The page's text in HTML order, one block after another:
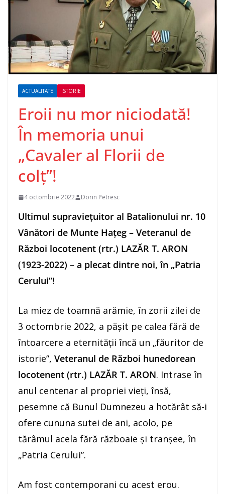
ACTUALITATE ISTORIE
Eroii nu mor niciodată!
În memoria unui
„Cavaler al Florii de
colț”!
4 octombrie 2022 Dorin Petresc
Ultimul supraviețuitor al Batalionului nr. 10
Vânători de Munte Hațeg – Veteranul de
Război locotenent (rtr.) LAZĂR T. ARON
(1923-2022) – a plecat dintre noi, în „Patria
Cerului”!
La miez de toamnă arămie, în zorii zilei de
3 octombrie 2022, a pășit pe calea fără de
întoarcere a eternității încă un „făuritor de
istorie”, Veteranul de Război hunedorean
locotenent (rtr.) LAZĂR T. ARON. Intrase în
anul centenar al propriei vieți, însă,
pesemne că Bunul Dumnezeu a hotărât să-i
ofere cununa sutei de ani, acolo, pe
tărâmul acela fără războaie și tranșee, în
„Patria Cerului”.
Am fost contemporani cu acest erou.